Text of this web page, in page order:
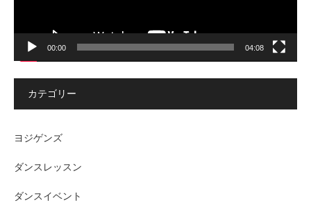
00:00 04:08
カテゴリー
ヨジゲンズ
ダンスレッスン
ダンスイベント